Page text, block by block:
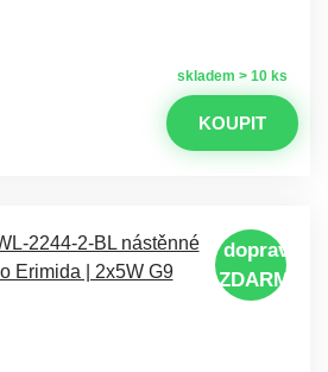
skladem > 10 ks
KOUPIT
doprava
ZDARMA